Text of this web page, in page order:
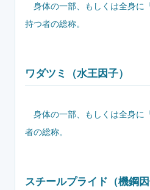
身体の一部、もしくは全身に
持つ者の総称。
ワダツミ（水王因子）
身体の一部、もしくは全身に
者の総称。
スチールプライド（機鋼因